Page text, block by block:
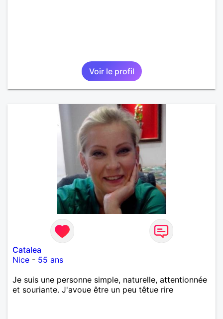
Voir le profil
Catalea
Nice - 55 ans
Je suis une personne simple, naturelle, attentionnée
et souriante. J'avoue être un peu têtue rire